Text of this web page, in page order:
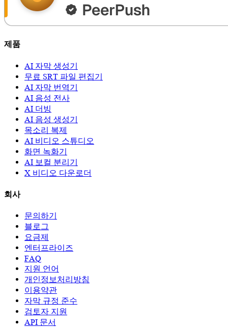
제품
AI 자막 생성기
무료 SRT 파일 편집기
AI 자막 번역기
AI 음성 전사
AI 더빙
AI 음성 생성기
목소리 복제
AI 비디오 스튜디오
화면 녹화기
AI 보컬 분리기
X 비디오 다운로더
회사
문의하기
블로그
요금제
엔터프라이즈
FAQ
지원 언어
개인정보처리방침
이용약관
자막 규정 준수
검토자 지원
API 문서